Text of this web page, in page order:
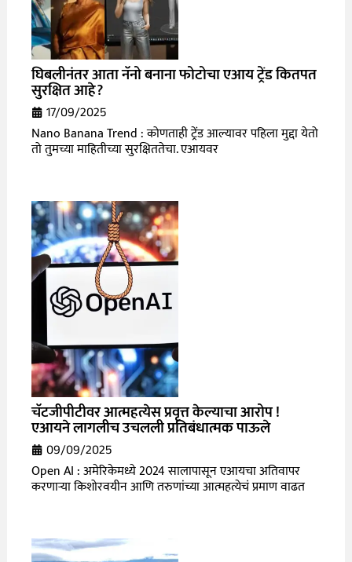
घिबलीनंतर आता नॅनो बनाना फोटोचा एआय ट्रेंड कितपत
सुरक्षित आहे?
17/09/2025
Nano Banana Trend : कोणताही ट्रेंड आल्यावर पहिला मुद्दा येतो
तो तुमच्या माहितीच्या सुरक्षिततेचा. एआयवर
चॅटजीपीटीवर आत्महत्येस प्रवृत्त केल्याचा आरोप !
एआयने लागलीच उचलली प्रतिबंधात्मक पाऊले
09/09/2025
Open AI : अमेरिकेमध्ये 2024 सालापासून एआयचा अतिवापर
करणाऱ्या किशोरवयीन आणि तरुणांच्या आत्महत्येचं प्रमाण वाढत